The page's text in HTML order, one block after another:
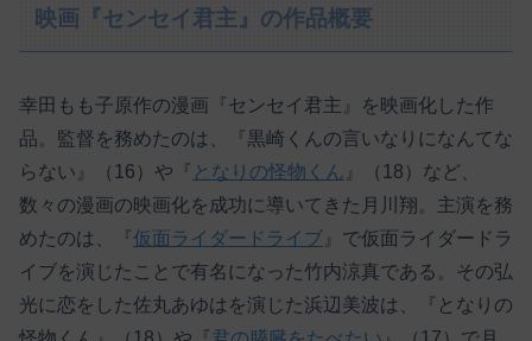
映画『センセイ君主』の作品概要
幸田もも子原作の漫画『センセイ君主』を映画化した作
品。監督を務めたのは、『黒崎くんの言いなりになんてな
らない』（16）や『 となりの怪物くん 』（18）など、
数々の漫画の映画化を成功に導いてきた月川翔。主演を務
めたのは、『 仮面ライダードライブ 』で仮面ライダードラ
イブを演じたことで有名になった竹内涼真である。その弘
光に恋をした佐丸あゆはを演じた浜辺美波は、『となりの